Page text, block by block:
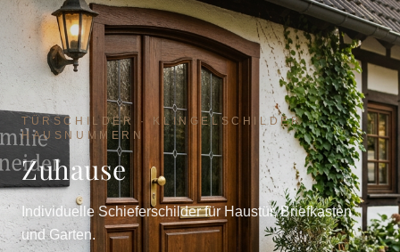
TÜRSCHILDER · KLINGELSCHILDER ·
HAUSNUMMERN
Zuhause
Individuelle Schieferschilder für Haustür, Briefkasten
und Garten.